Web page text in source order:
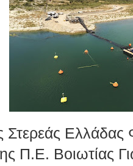
Στερεάς
Π.Ε. Βοιωτίας